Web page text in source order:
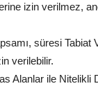
izin verilmez,
süresi Tabiat
verilebilir.
Alanlar ile Nitelikli